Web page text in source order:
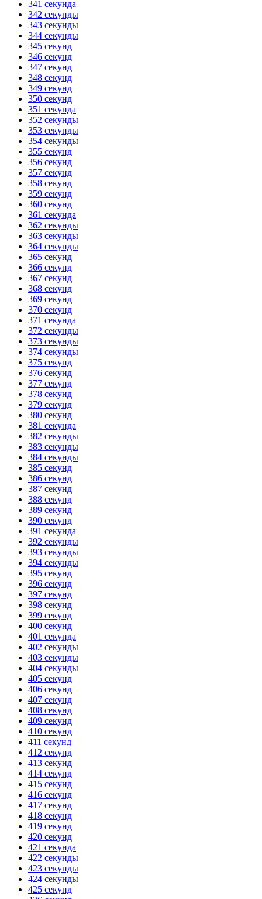
341 секунда
342 секунды
343 секунды
344 секунды
345 секунд
346 секунд
347 секунд
348 секунд
349 секунд
350 секунд
351 секунда
352 секунды
353 секунды
354 секунды
355 секунд
356 секунд
357 секунд
358 секунд
359 секунд
360 секунд
361 секунда
362 секунды
363 секунды
364 секунды
365 секунд
366 секунд
367 секунд
368 секунд
369 секунд
370 секунд
371 секунда
372 секунды
373 секунды
374 секунды
375 секунд
376 секунд
377 секунд
378 секунд
379 секунд
380 секунд
381 секунда
382 секунды
383 секунды
384 секунды
385 секунд
386 секунд
387 секунд
388 секунд
389 секунд
390 секунд
391 секунда
392 секунды
393 секунды
394 секунды
395 секунд
396 секунд
397 секунд
398 секунд
399 секунд
400 секунд
401 секунда
402 секунды
403 секунды
404 секунды
405 секунд
406 секунд
407 секунд
408 секунд
409 секунд
410 секунд
411 секунд
412 секунд
413 секунд
414 секунд
415 секунд
416 секунд
417 секунд
418 секунд
419 секунд
420 секунд
421 секунда
422 секунды
423 секунды
424 секунды
425 секунд